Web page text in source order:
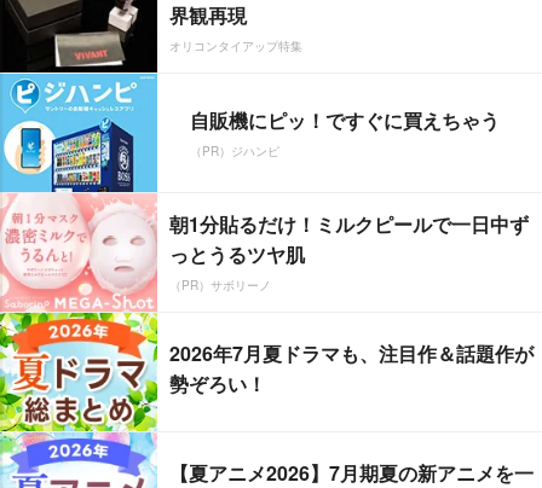
界観再現
オリコンタイアップ特集
自販機にピッ！ですぐに買えちゃう
（PR）ジハンピ
朝1分貼るだけ！ミルクピールで一日中ず
っとうるツヤ肌
（PR）サボリーノ
2026年7月夏ドラマも、注目作＆話題作が
勢ぞろい！
【夏アニメ2026】7月期夏の新アニメを一